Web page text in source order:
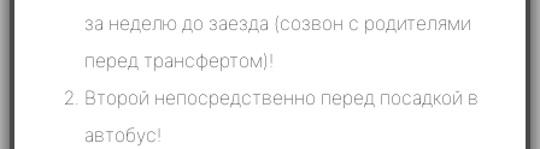
за неделю до заезда (созвон с родителями
перед трансфертом)!
Второй непосредственно перед посадкой в
автобус!